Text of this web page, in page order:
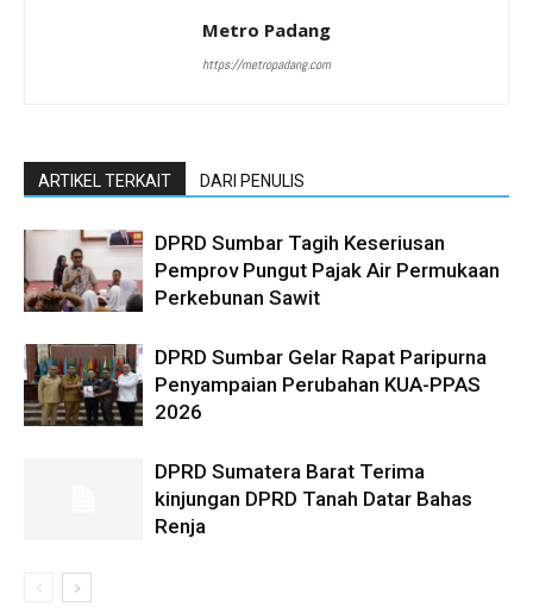
Metro Padang
https://metropadang.com
ARTIKEL TERKAIT DARI PENULIS
DPRD Sumbar Tagih Keseriusan
Pemprov Pungut Pajak Air Permukaan
Perkebunan Sawit
DPRD Sumbar Gelar Rapat Paripurna
Penyampaian Perubahan KUA-PPAS
2026
DPRD Sumatera Barat Terima
kinjungan DPRD Tanah Datar Bahas
Renja